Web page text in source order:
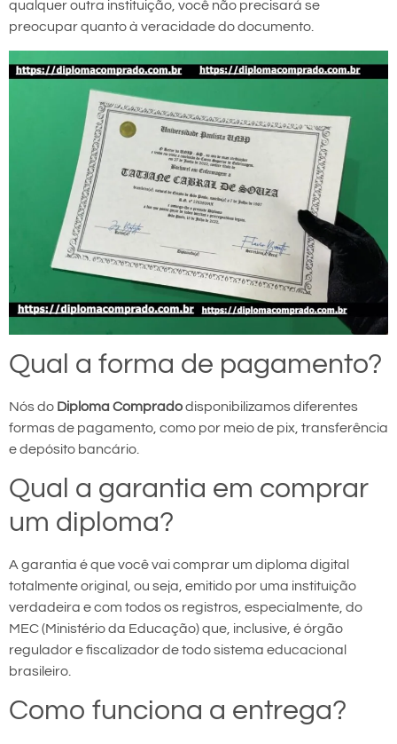
qualquer outra instituição, você não precisará se
preocupar quanto à veracidade do documento.
Qual a forma de pagamento?
Nós do Diploma Compradodisponibilizamos diferentes
formas de pagamento, como por meio de pix, transferência
e depósito bancário.
Qual a garantia em comprar
um diploma?
A garantia é que você vai comprar um diploma digital
totalmente original, ou seja, emitido por uma instituição
verdadeira e com todos os registros, especialmente, do
MEC (Ministério da Educação) que, inclusive, é órgão
regulador e fiscalizador de todo sistema educacional
brasileiro.
Como funciona a entrega?